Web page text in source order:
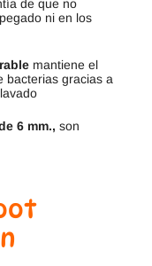
de que no
ni en los
mantiene el
bacterias gracias a
6 mm., son